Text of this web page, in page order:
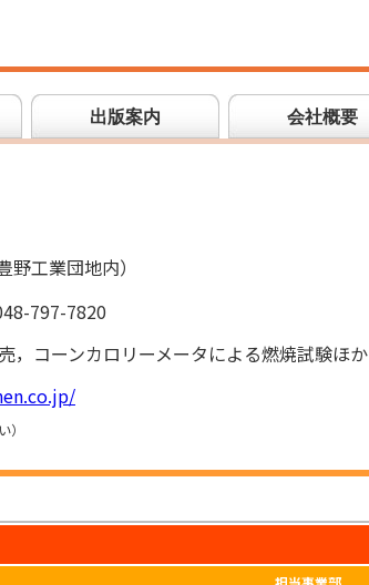
出版案内 会社概要
工業団地内）
797-7820
，コーンカロリーメータによる燃焼試験ほか
）